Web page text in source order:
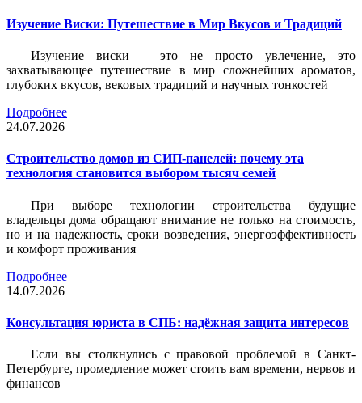
Изучение Виски: Путешествие в Мир Вкусов и Традиций
Изучение виски – это не просто увлечение, это
захватывающее путешествие в мир сложнейших ароматов,
глубоких вкусов, вековых традиций и научных тонкостей
Подробнее
24.07.2026
Строительство домов из СИП-панелей: почему эта
технология становится выбором тысяч семей
При выборе технологии строительства будущие
владельцы дома обращают внимание не только на стоимость,
но и на надежность, сроки возведения, энергоэффективность
и комфорт проживания
Подробнее
14.07.2026
Консультация юриста в СПБ: надёжная защита интересов
Если вы столкнулись с правовой проблемой в Санкт-
Петербурге, промедление может стоить вам времени, нервов и
финансов